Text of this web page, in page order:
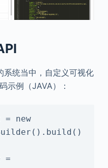
系统当中，自定义可视化
示例（JAVA）：
new
=